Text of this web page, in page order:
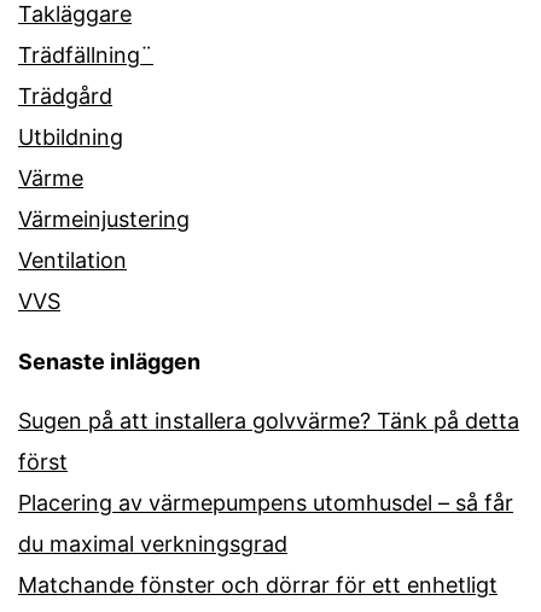
Takläggare
Trädfällning¨
Trädgård
Utbildning
Värme
Värmeinjustering
Ventilation
VVS
Senaste inläggen
Sugen på att installera golvvärme? Tänk på detta
först
Placering av värmepumpens utomhusdel – så får
du maximal verkningsgrad
Matchande fönster och dörrar för ett enhetligt